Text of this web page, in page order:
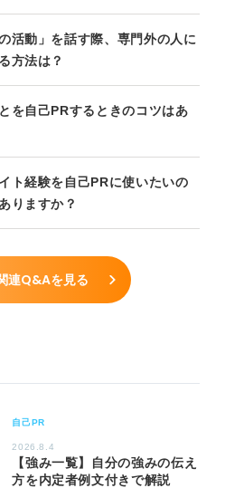
活動」を話す際、専門外の人に
方法は？
を自己PRするときのコツはあ
ト経験を自己PRに使いたいの
りますか？
連Q&Aを見る
自己PR
2026.8.4
【強み一覧】自分の強みの伝え
方を内定者例文付きで解説